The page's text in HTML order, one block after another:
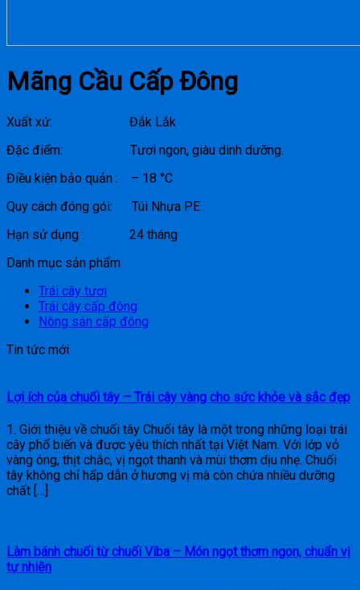
Mãng Cầu Cấp Đông
Xuất xứ: Đắk Lắk
Đặc điểm: Tươi ngon, giàu dinh dưỡng.
Điều kiện bảo quản : – 18 °C
Quy cách đóng gói: Túi Nhựa PE
Hạn sử dụng : 24 tháng
Danh mục sản phẩm
Trái cây tươi
Trái cây cấp đông
Nông sản cấp đông
Tin tức mới
Lợi ích của chuối tây – Trái cây vàng cho sức khỏe và sắc đẹp
1. Giới thiệu về chuối tây Chuối tây là một trong những loại trái
cây phổ biến và được yêu thích nhất tại Việt Nam. Với lớp vỏ
vàng óng, thịt chắc, vị ngọt thanh và mùi thơm dịu nhẹ. Chuối
tây không chỉ hấp dẫn ở hương vị mà còn chứa nhiều dưỡng
chất […]
Làm bánh chuối từ chuối Viba – Món ngọt thơm ngon, chuẩn vị
tự nhiên